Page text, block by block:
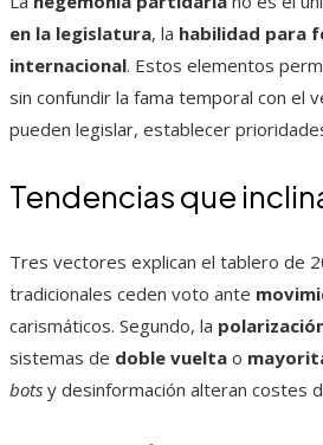
en la legislatura, la habilidad para
internacional. Estos elementos
sin confundir la fama temporal con el
pueden legislar, establecer
Tendencias que
Tres vectores explican el tablero de
tradicionales ceden voto ante
carismáticos. Segundo, la
sistemas de doble vuelta o
bots y desinformación alteran costes